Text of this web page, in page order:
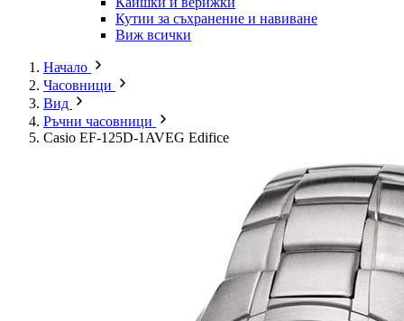
Кутии за съхранение и навиване
Виж всички
Начало
Часовници
Вид
Ръчни часовници
Casio EF-125D-1AVEG Edifice